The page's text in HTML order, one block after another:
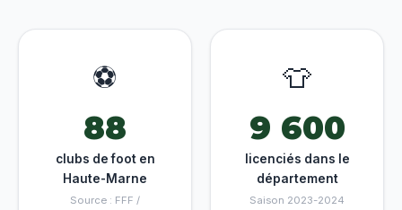
⚽
88
clubs de foot en
Haute-Marne
Source : FFF /
👕
9 600
licenciés dans le
département
Saison 2023-2024